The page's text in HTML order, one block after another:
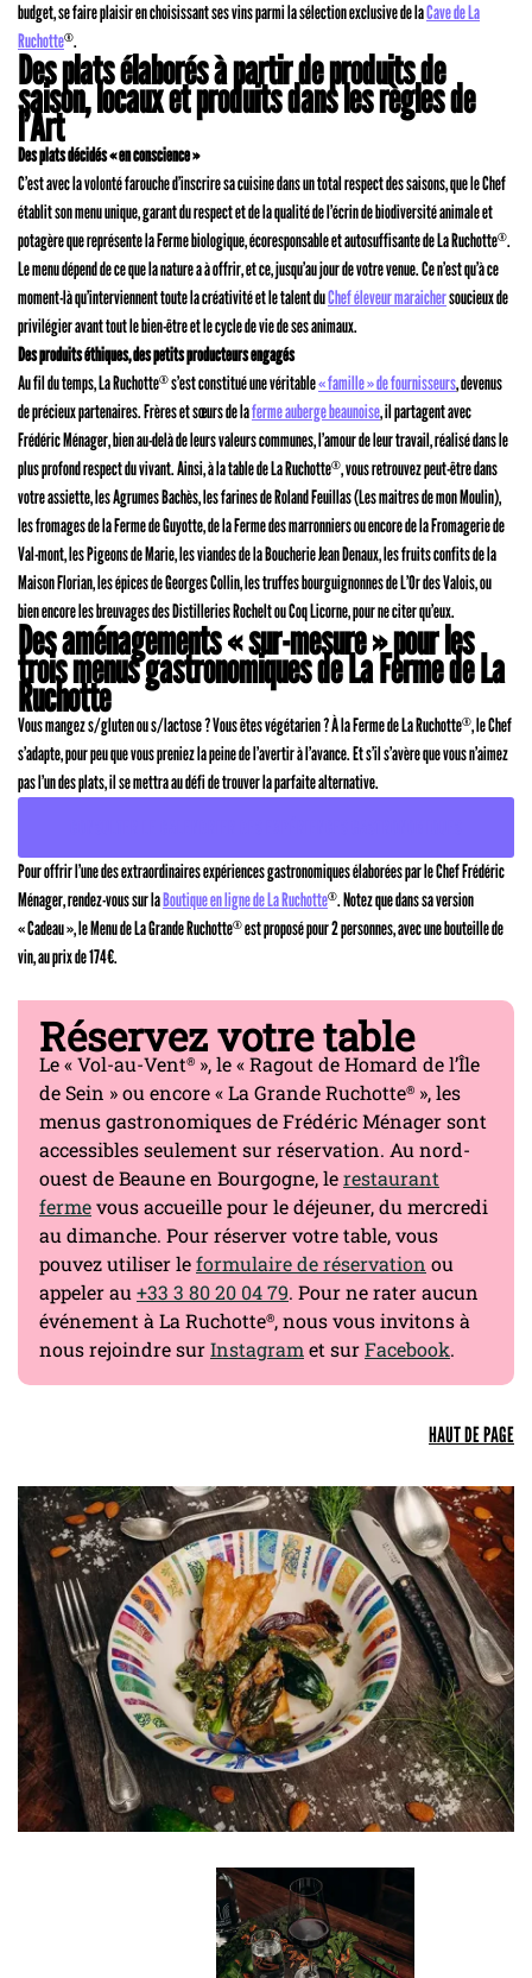
budget, se faire plaisir en choisissant ses vins parmi la sélection exclusive de laCave de La
Ruchotte®.
Des plats élaborés à partir de produits de
saison, locaux et produits dans les règles de
l’Art
Des plats décidés « en conscience »
C’est avec la volonté farouche d’inscrire sa cuisine dans un total respect des saisons, que le Chef
établit son menu unique, garant du respect et de la qualité de l’écrin de biodiversité animale et
potagère que représente la Ferme biologique, écoresponsable et autosuffisante de La Ruchotte®.
Le menu dépend de ce que la nature a à offrir, et ce, jusqu’au jour de votre venue. Ce n’est qu’à ce
moment-là qu’interviennent toute la créativité et le talent duChef éleveur maraichersoucieux de
privilégier avant tout le bien-être et le cycle de vie de ses animaux.
Des produits éthiques, des petits producteurs engagés
Au fil du temps, La Ruchotte®s’est constitué une véritable« famille » de fournisseurs, devenus
de précieux partenaires. Frères et sœurs de laferme auberge beaunoise, il partagent avec
Frédéric Ménager, bien au-delà de leurs valeurs communes, l’amour de leur travail, réalisé dans le
plus profond respect du vivant. Ainsi, à la table de La Ruchotte®, vous retrouvez peut-être dans
votre assiette, les Agrumes Bachès, les farines de Roland Feuillas (Les maitres de mon Moulin),
les fromages de la Ferme de Guyotte, de la Ferme des marronniers ou encore de la Fromagerie de
Val-mont, les Pigeons de Marie, les viandes de la Boucherie Jean Denaux, les fruits confits de la
Maison Florian, les épices de Georges Collin, les truffes bourguignonnes de L’Or des Valois, ou
bien encore les breuvages des Distilleries Rochelt ou Coq Licorne, pour ne citer qu’eux.
Des aménagements « sur-mesure » pour les
trois menus gastronomiques de La Ferme de La
Ruchotte
Vous mangez s/gluten ou s/lactose ? Vous êtes végétarien ? À la Ferme de La Ruchotte®, le Chef
s’adapte, pour peu que vous preniez la peine de l’avertir à l’avance. Et s’il s’avère que vous n’aimez
pas l’un des plats, il se mettra au défi de trouver la parfaite alternative.
Pour offrir l’une des extraordinaires expériences gastronomiques élaborées par le Chef Frédéric
Ménager, rendez-vous sur laBoutique en ligne de La Ruchotte®. Notez que dans sa version
« Cadeau », le Menu de La Grande Ruchotte®est proposé pour 2 personnes, avec une bouteille de
vin, au prix de 174€.
Réservez votre table
Le « Vol-au-Vent® », le « Ragout de Homard de l’Île
de Sein » ou encore « La Grande Ruchotte® », les
menus gastronomiques de Frédéric Ménager sont
accessibles seulement sur réservation. Au nord-
ouest de Beaune en Bourgogne, lerestaurant
fermevous accueille pour le déjeuner, du mercredi
au dimanche. Pour réserver votre table, vous
pouvez utiliser leformulaire de réservation ou
appeler au +33 3 80 20 04 79. Pour ne rater aucun
événement à La Ruchotte®, nous vous invitons à
nous rejoindre surInstagram et surFacebook.
HAUT DE PAGE